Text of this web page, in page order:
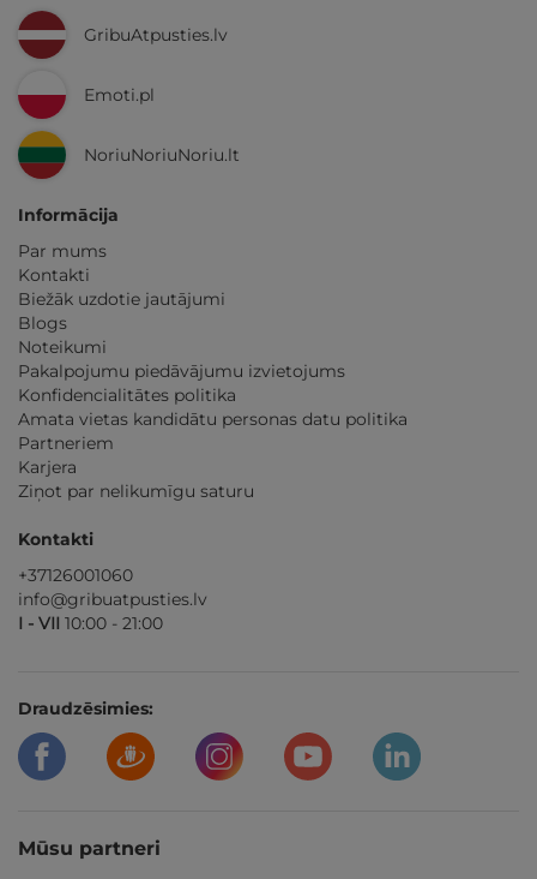
GribuAtpusties.lv
Emoti.pl
NoriuNoriuNoriu.lt
Informācija
Par mums
Kontakti
Biežāk uzdotie jautājumi
Blogs
Noteikumi
Pakalpojumu piedāvājumu izvietojums
Konfidencialitātes politika
Amata vietas kandidātu personas datu politika
Partneriem
Karjera
Ziņot par nelikumīgu saturu
Kontakti
+37126001060
info@gribuatpusties.lv
I - VII 10:00 - 21:00
Draudzēsimies:
Mūsu partneri